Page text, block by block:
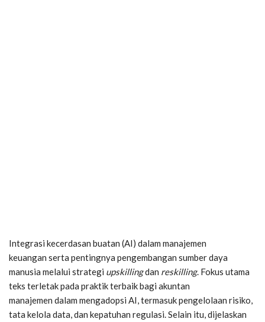
Integrasi kecerdasan buatan (AI) dalam manajemen
keuangan serta pentingnya pengembangan sumber daya
manusia melalui strategi upskillingdan reskilling. Fokus utama
teks terletak pada praktik terbaik bagi akuntan
manajemen dalam mengadopsi AI, termasuk pengelolaan risiko,
tata kelola data, dan kepatuhan regulasi. Selain itu, dijelaskan